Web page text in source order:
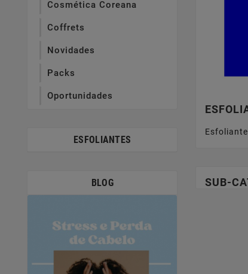
Cosmética Coreana
Coffrets
Novidades
Packs
Oportunidades
ESFOLIANTES
BLOG SUB-